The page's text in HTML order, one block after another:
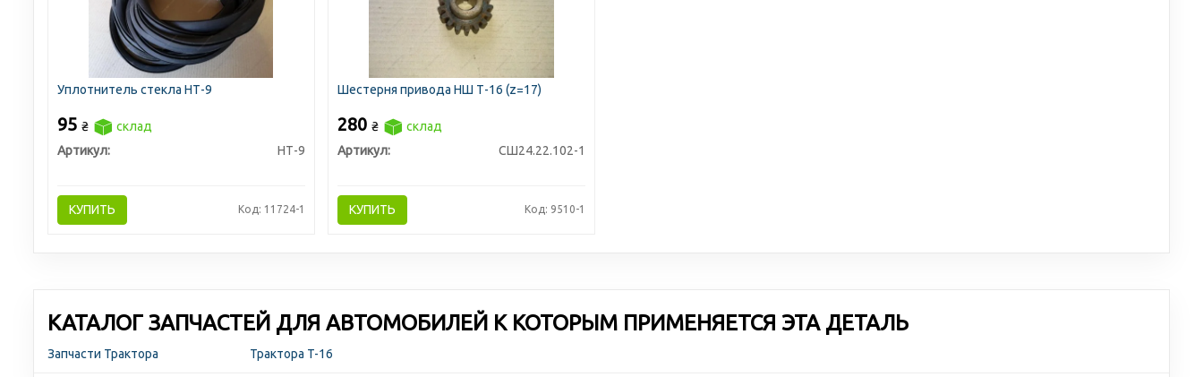
Уплотнитель стекла НТ-9
95 ₴
склад
Артикул:
НТ-9
КУПИТЬ Код: 11724-1
Шестерня привода НШ Т-16 (z=17)
280 ₴
склад
Артикул:
СШ24.22.102-1
КУПИТЬ Код: 9510-1
КАТАЛОГ ЗАПЧАСТЕЙ ДЛЯ АВТОМОБИЛЕЙ К КОТОРЫМ ПРИМЕНЯЕТСЯ ЭТА ДЕТАЛЬ
Запчасти Трактора Трактора T-16